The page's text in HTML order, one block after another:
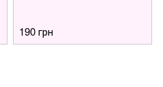
190 грн